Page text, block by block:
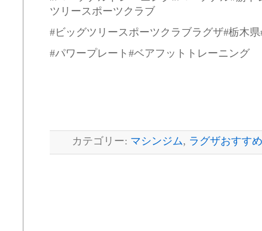
ツリースポーツクラブ
#ビッグツリースポーツクラブラグザ#栃木
#パワープレート#ベアフットトレーニング
カテゴリー: マシンジム, ラグザおすす